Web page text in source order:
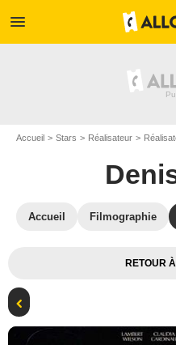
menu
Accueil Stars Réalisateur
Accueil Filmographie
RETOUR